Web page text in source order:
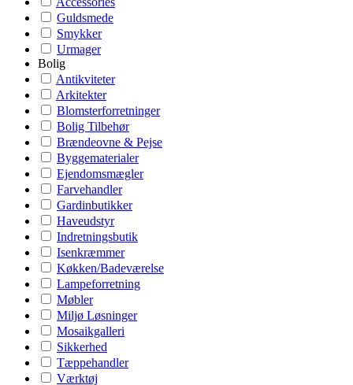
Guldsmede
Smykker
Urmager
Bolig
Antikviteter
Arkitekter
Blomsterforretninger
Bolig Tilbehør
Brændeovne & Pejse
Byggematerialer
Ejendomsmægler
Farvehandler
Gardinbutikker
Haveudstyr
Indretningsbutik
Isenkræmmer
Køkken/Badeværelse
Lampeforretning
Møbler
Miljø Løsninger
Mosaikgalleri
Sikkerhed
Tæppehandler
Værktøj